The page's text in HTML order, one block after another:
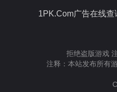
1PK.Com广告在
拒绝盗版游戏
注释：本站发布所有